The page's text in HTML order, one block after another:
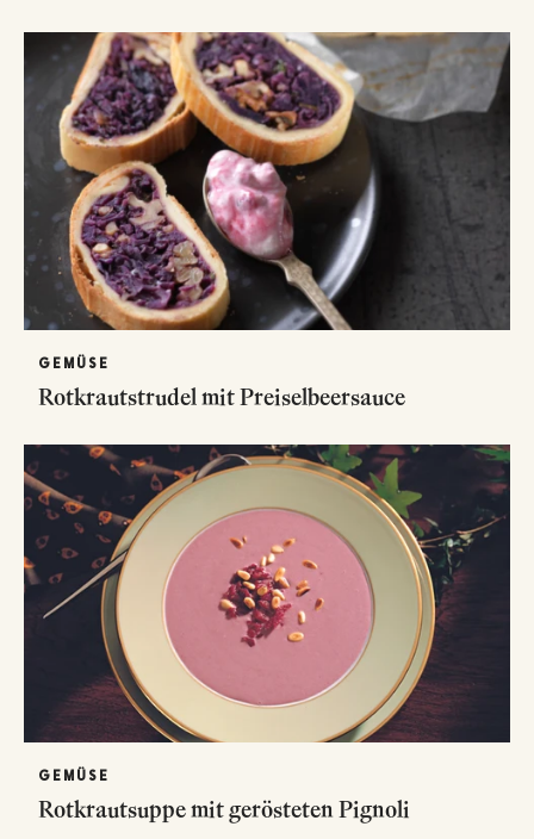
GEMÜSE
Rotkrautstrudel mit Preiselbeersauce
GEMÜSE
Rotkrautsuppe mit gerösteten Pignoli